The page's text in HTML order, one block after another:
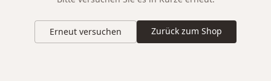
Erneut versuchen Zurück zum Shop